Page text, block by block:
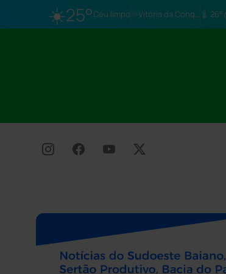
☀️25°Céu limpo Vitória da Conq… 26°